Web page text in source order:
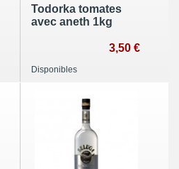
Todorka tomates
avec aneth 1kg
3,50 €
Disponibles